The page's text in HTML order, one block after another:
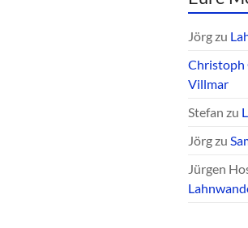
Jörgzu
Christoph
Villmar
Stefan zu
Jörgzu
Jürgen